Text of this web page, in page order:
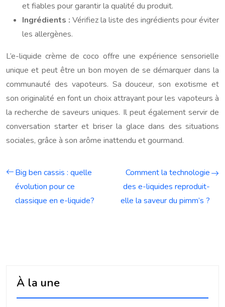
et fiables pour garantir la qualité du produit.
Ingrédients : Vérifiez la liste des ingrédients pour éviter
les allergènes.
L’e-liquide crème de coco offre une expérience sensorielle
unique et peut être un bon moyen de se démarquer dans la
communauté des vapoteurs. Sa douceur, son exotisme et
son originalité en font un choix attrayant pour les vapoteurs à
la recherche de saveurs uniques. Il peut également servir de
conversation starter et briser la glace dans des situations
sociales, grâce à son arôme inattendu et gourmand.
Big ben cassis : quelle
évolution pour ce
classique en e-liquide?
Comment la technologie
des e-liquides reproduit-
elle la saveur du pimm’s ?
À la une